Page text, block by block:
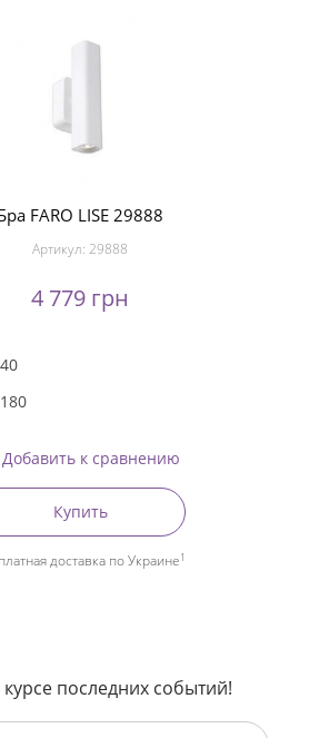
FARO LISE 29888
Артикул: 29888
4 779 грн
40
180
Добавить к сравнению
Купить
доставка по Украине1
курсе последних событий!